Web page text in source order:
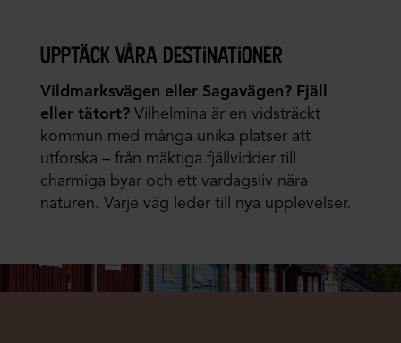
upptäck våra destinationer
Vildmarksvägen eller Sagavägen? Fjäll
eller tätort?Vilhelmina är en vidsträckt
kommun med många unika platser att
utforska – från mäktiga fjällvidder till
charmiga byar och ett vardagsliv nära
naturen. Varje väg leder till nya upplevelser.